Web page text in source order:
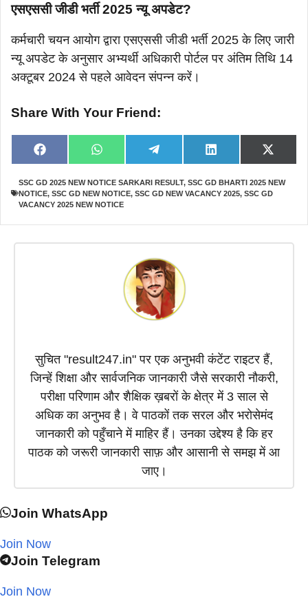
एसएससी जीडी भर्ती 2025 न्यू अपडेट?
कर्मचारी चयन आयोग द्वारा एसएससी जीडी भर्ती 2025 के लिए जारी
न्यू अपडेट के अनुसार अभ्यर्थी अधिकारी पोर्टल पर अंतिम तिथि 14
अक्टूबर 2024 से पहले आवेदन संपन्न करें।
Share With Your Friend:
Share
on
F
a
e
b
o
k
Share
on
W
h
t
s
A
p
Share
on
e
e
g
m
Share
on
L
i
k
e
n
Share
on
X
(
w
e
)
SSC GD 2025 NEW NOTICE SARKARI RESULT, SSC GD BHARTI 2025 NEW
NOTICE, SSC GD NEW NOTICE, SSC GD NEW VACANCY 2025, SSC GD
VACANCY 2025 NEW NOTICE
सुचित "result247.in" पर एक अनुभवी कंटेंट राइटर हैं,
जिन्हें शिक्षा और सार्वजनिक जानकारी जैसे सरकारी नौकरी,
परीक्षा परिणाम और शैक्षिक ख़बरों के क्षेत्र में 3 साल से
अधिक का अनुभव है। वे पाठकों तक सरल और भरोसेमंद
जानकारी को पहुँचाने में माहिर हैं। उनका उद्देश्य है कि हर
पाठक को जरूरी जानकारी साफ़ और आसानी से समझ में आ
जाए।
Join WhatsApp
Join Now
Join Telegram
Join Now